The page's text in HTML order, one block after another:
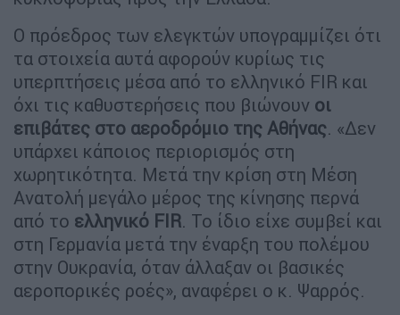
Ο πρόεδρος των ελεγκτών υπογραμμίζει ότι
τα στοιχεία αυτά αφορούν κυρίως τις
υπερπτήσεις μέσα από το ελληνικό FIR και
όχι τις καθυστερήσεις που βιώνουν οι
επιβάτες στο αεροδρόμιο της Αθήνας. «Δεν
υπάρχει κάποιος περιορισμός στη
χωρητικότητα. Μετά την κρίση στη Μέση
Ανατολή μεγάλο μέρος της κίνησης περνά
από το ελληνικό FIR. Το ίδιο είχε συμβεί και
στη Γερμανία μετά την έναρξη του πολέμου
στην Ουκρανία, όταν άλλαξαν οι βασικές
αεροπορικές ροές», αναφέρει ο κ. Ψαρρός.